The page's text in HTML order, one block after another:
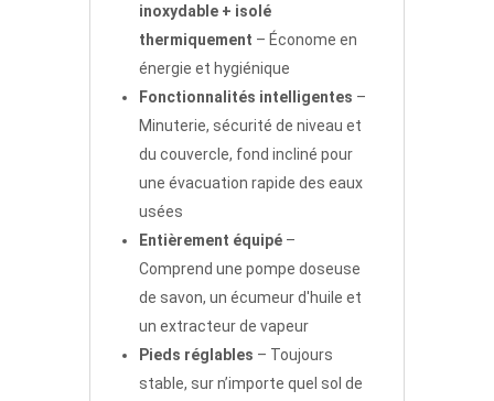
inoxydable + isolé
thermiquement – Économe en
énergie et hygiénique
Fonctionnalités intelligentes –
Minuterie, sécurité de niveau et
du couvercle, fond incliné pour
une évacuation rapide des eaux
usées
Entièrement équipé–
Comprend une pompe doseuse
de savon, un écumeur d'huile et
un extracteur de vapeur
Pieds réglables – Toujours
stable, sur n’importe quel sol de